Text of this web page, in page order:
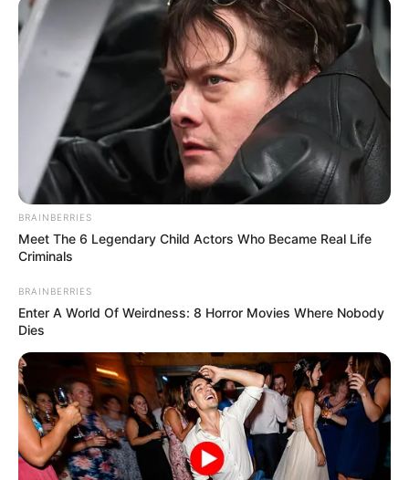
ΤΑΥΤΟΤΗΤΑ ΚΑΙ ΕΠΙΚΟΙΝΩΝΙΑ ΟΡΟΙ ΧΡΗΣΗΣ
BRAINBERRIES
Meet The 6 Legendary Child Actors Who Became Real Life
Criminals
BRAINBERRIES
Enter A World Of Weirdness: 8 Horror Movies Where Nobody
Dies